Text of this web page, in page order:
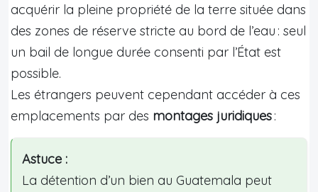
acquérir la pleine propriété de la terre située dans
des zones de réserve stricte au bord de l’eau : seul
un bail de longue durée consenti par l’État est
possible.
Les étrangers peuvent cependant accéder à ces
emplacements par des montages juridiques:
Astuce :
La détention d’un bien au Guatemala peut